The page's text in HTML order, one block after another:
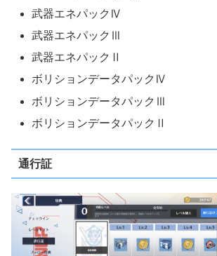
武器エネパックⅣ
武器エネパックⅢ
武器エネパックⅡ
ボリションデータパックⅣ
ボリションデータパックⅢ
ボリションデータパックⅡ
通行証